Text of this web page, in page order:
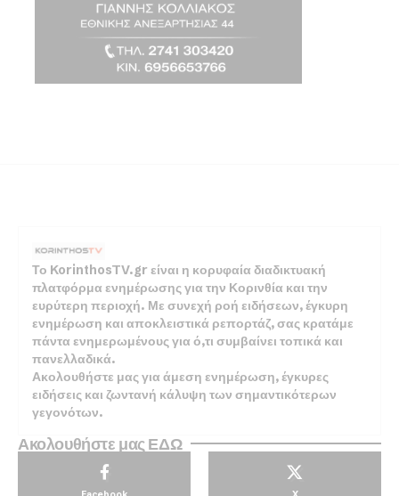
Το KorinthosTV.gr είναι η κορυφαία διαδικτυακή
πλατφόρμα ενημέρωσης για την Κορινθία και την
ευρύτερη περιοχή. Με συνεχή ροή ειδήσεων, έγκυρη
ενημέρωση και αποκλειστικά ρεπορτάζ, σας κρατάμε
πάντα ενημερωμένους για ό,τι συμβαίνει τοπικά και
πανελλαδικά.
Ακολουθήστε μας για άμεση ενημέρωση, έγκυρες
ειδήσεις και ζωντανή κάλυψη των σημαντικότερων
γεγονότων.
Ακολουθήστε μας ΕΔΩ